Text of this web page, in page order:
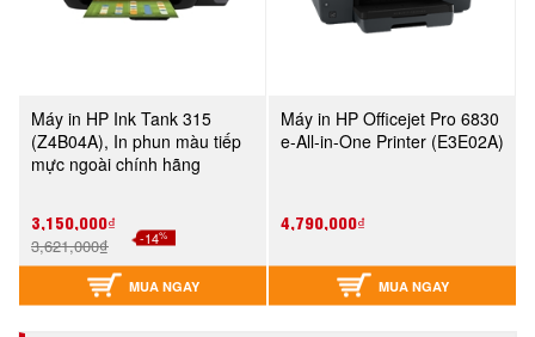
Máy in HP Ink Tank 315
(Z4B04A), In phun màu tiếp
mực ngoài chính hãng
3,150,000₫
3,621,000₫ -14%
MUA NGAY
Máy in HP Officejet Pro 6830
e-All-in-One Printer (E3E02A)
4,790,000₫
MUA NGAY